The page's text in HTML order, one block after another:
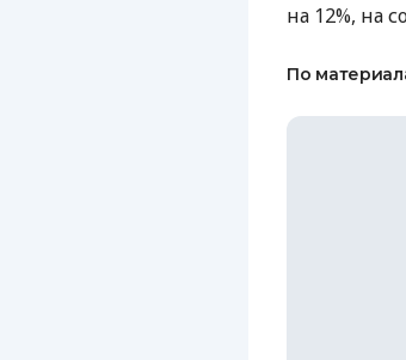
на 12%, на
По